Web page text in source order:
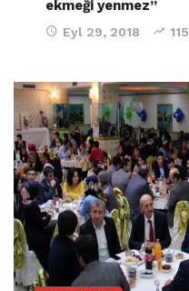
ekmeği yenmez”
Eyl 29, 2018 115